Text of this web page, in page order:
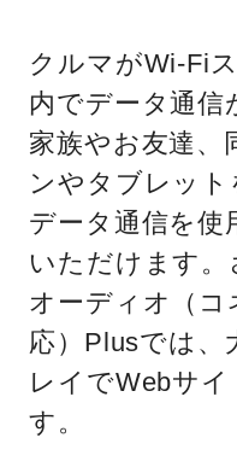
クルマがWi-Fi
内でデータ通
家族やお友達、
ンやタブレット
データ通信を使
いただけます。
オーディオ（
応）Plusでは、
レイでWebサ
す。